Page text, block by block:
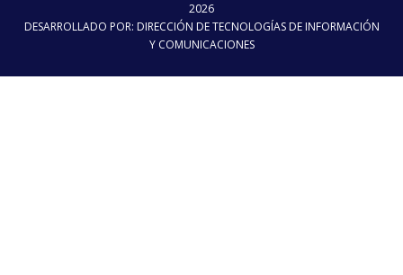
2026
DESARROLLADO POR: DIRECCIÓN DE TECNOLOGÍAS DE INFORMACIÓN
Y COMUNICACIONES